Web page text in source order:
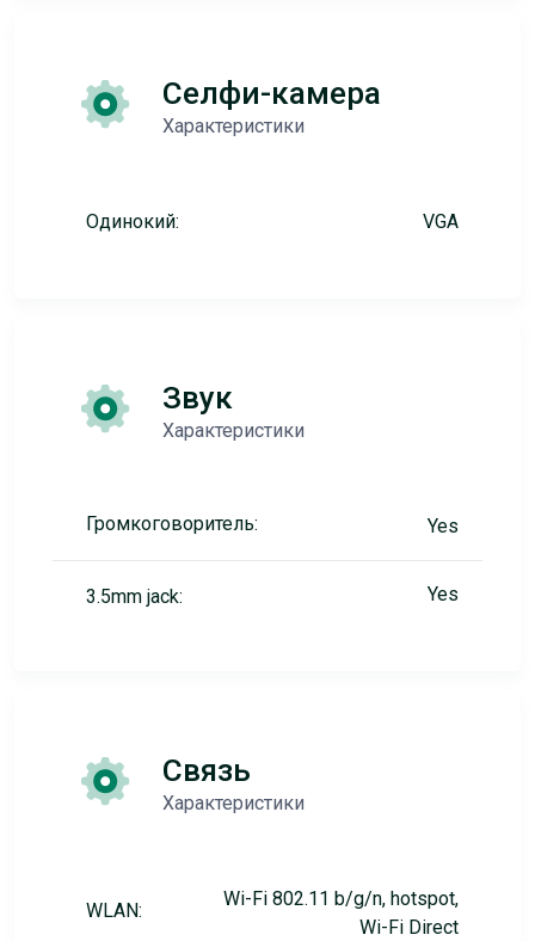
Селфи-камера
Характеристики
Одинокий: VGA
Звук
Характеристики
Громкоговоритель: Yes
3.5mm jack: Yes
Связь
Характеристики
WLAN:
Wi-Fi 802.11 b/g/n, hotspot,
Wi-Fi Direct